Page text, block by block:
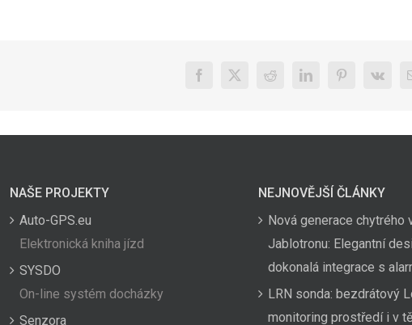
Facebook
X Reddit LinkedInPinterest
Vk
NAŠE PROJEKTY
Auto-GPS.eu
Elektronická kniha jízd
SYSDO
On-line systém docházky
Senzora
NEJNOVĚJŠÍ ČLÁNKY
Nová generace chytrého
Jablotronu: Elegantní
dokonalá integrace s
LRN sonda: bezdrátový
monitoring prostředí i v